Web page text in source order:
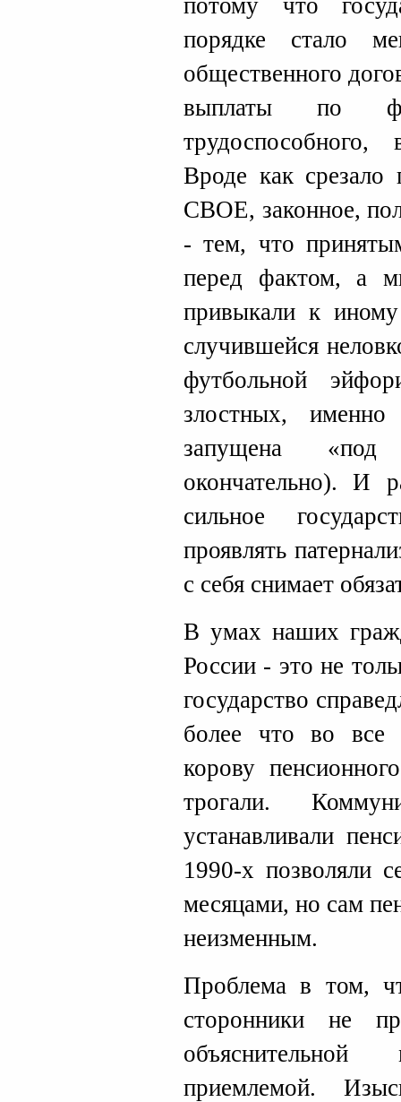
потому что
порядке стало
общественного
выплаты по
Вроде как срезало
СВОЕ, законное,
- тем, что
перед фактом, а
привыкали к
случившейся
футбольной
злостных,
запущена «под
окончательно). И
сильное
проявлять
с себя снимает
В умах наших
России - это не
государство
более что во все
корову
трогали.
устанавливали
1990-х позволяли
месяцами, но сам
неизменным.
Проблема в том,
сторонники не
приемлемой.